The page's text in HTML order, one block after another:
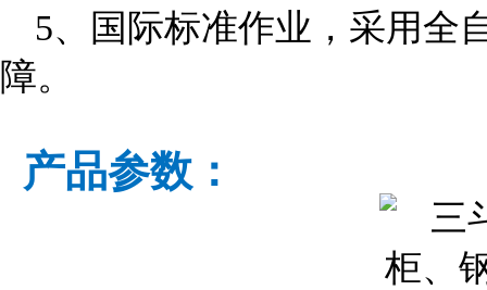
5、国际标准作业，采用全
障。
产品参数：